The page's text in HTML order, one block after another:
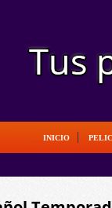
INICIO